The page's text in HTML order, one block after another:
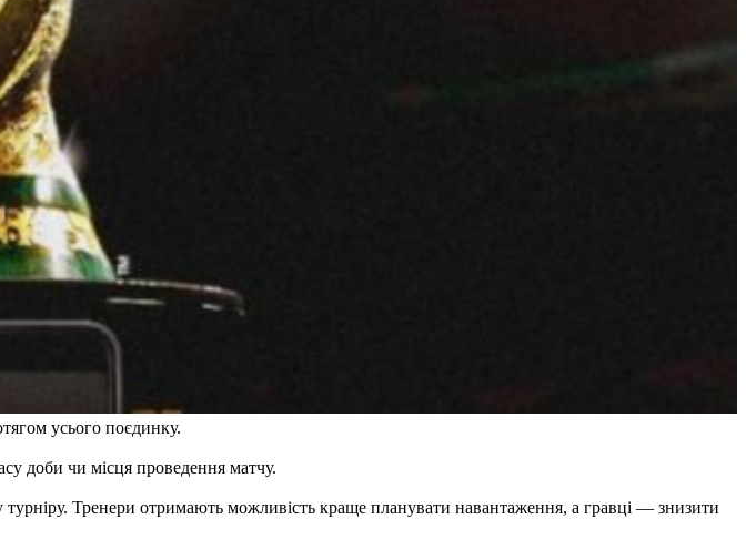
усього поєдинку.
доби чи місця проведення матчу.
Тренери отримають можливість краще планувати навантаження, а гравці — знизити